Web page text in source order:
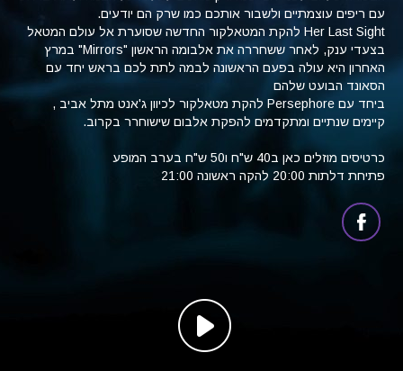
עם ריפים עוצמתיים ולשבור אותכם כמו שרק הם יודעים.
Her Last Sight להקת המטאלקור החדשה שסוערת אל עולם המטאל
בצעדי ענק, לאחר ששחררה את אלבומה הראשון "Mirrors" במרץ
האחרון היא עולה בפעם הראשונה לבמה לתת לכם בראש יחד עם
הסאונד הבועט שלהם
ביחד עם Persephore להקת מטאלקור לכיוון ג'אנט מתל אביב ,
קיימים שנתיים ומתקדמים להפקת אלבום שישוחרר בקרוב.
כרטיסים מוזלים כאן ב40 ש"ח ו50 ש"ח בערב המופע
פתיחת דלתות 20:00 להקה ראשונה 21:00